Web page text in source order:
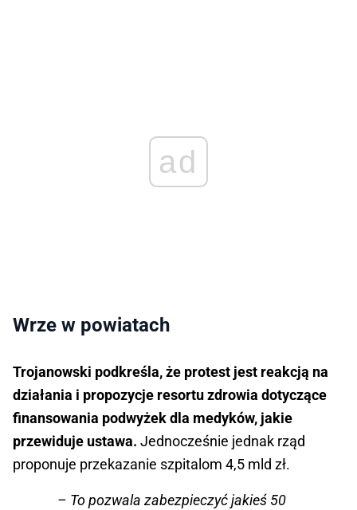
ad
Wrze w powiatach
Trojanowski podkreśla, że protest jest reakcją na
działania i propozycje resortu zdrowia dotyczące
finansowania podwyżek dla medyków, jakie
przewiduje ustawa. Jednocześnie jednak rząd
proponuje przekazanie szpitalom 4,5 mld zł.
– To pozwala zabezpieczyć jakieś 50